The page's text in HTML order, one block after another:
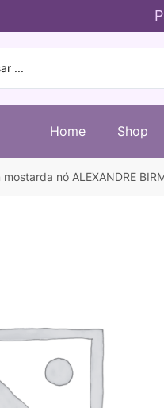
Home Shop
mostarda nó ALEXANDRE